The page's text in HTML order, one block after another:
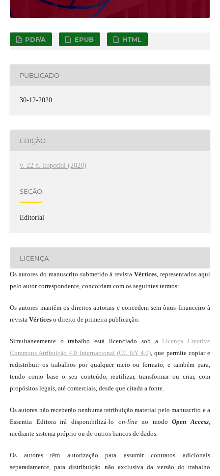
PDF/A EPUB HTML
PUBLICADO
30-12-2020
EDIÇÃO
v. 22 n. Especial (2020)
SEÇÃO
Editorial
LICENÇA
Os autores do manuscrito submetido à revistaVértices, representados aqui
pelo autor correspondente, concordam com os seguintes termos:
Os autores mantêm os direitos autorais e concedem sem ônus financeiro à
revista Vértices o direito de primeira publicação.
Simultaneamente o trabalho está licenciado sob a Licença Creative
Commons Atribuição 4.0 Internacional (CC BY 4.0), que permite copiar e
redistribuir os trabalhos por qualquer meio ou formato, e também para,
tendo como base o seu conteúdo, reutilizar, transformar ou criar, com
propósitos legais, até comerciais, desde que citada a fonte.
Os autores não receberão nenhuma retribuição material pelo manuscrito e a
Essentia Editora irá disponibilizá-lo on-lineno modoOpen Access,
mediante sistema próprio ou de outros bancos de dados.
Os autores têm autorização para assumir contratos adicionais
separadamente, para distribuição não exclusiva da versão do trabalho